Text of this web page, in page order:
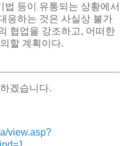
법 등이 유통되는 상황에서
응하는 것은 사실상 불가
협업을 강조하고, 어떠한
할 계획이다.
겠습니다.
view.asp?